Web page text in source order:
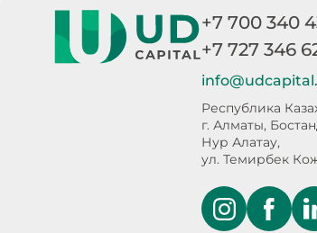
+7 700 340
+7 727 346
Республика
г. Алматы,
Нур Алатау,
ул. Темирбек